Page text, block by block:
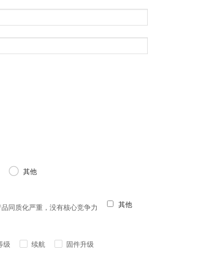
其他
同质化严重，没有核心竞争力 其他
级 续航 固件升级